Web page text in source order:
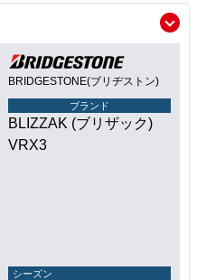
BRIDGESTONE(ブリヂストン)
ブランド
BLIZZAK (ブリザック)
VRX3
シーズン